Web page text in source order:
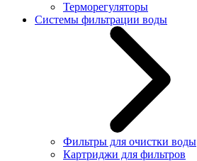
Терморегуляторы
Системы фильтрации воды
Фильтры для очистки воды
Картриджи для фильтров